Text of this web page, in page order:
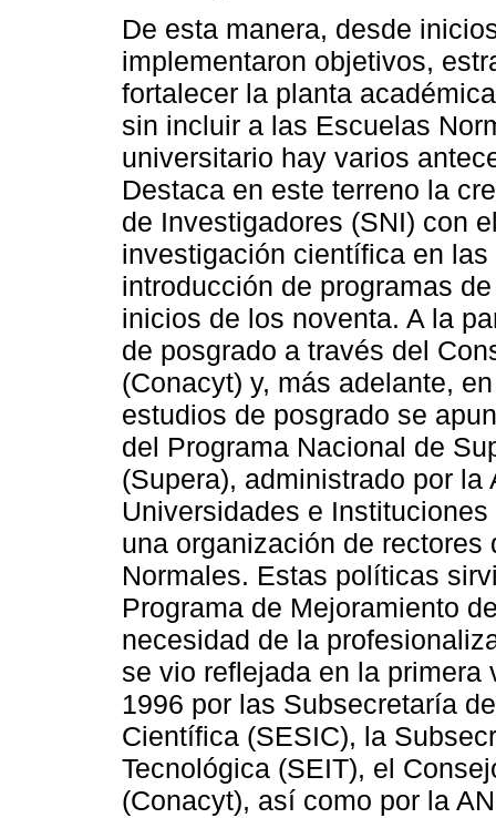
De esta manera, desde
implementaron objetivos,
fortalecer la planta
sin incluir a las Escuelas
universitario hay varios
Destaca en este terreno la
de Investigadores (SNI) con
investigación científica en
introducción de programas
inicios de los noventa. A la
de posgrado a través del
(Conacyt) y, más adelante,
estudios de posgrado se
del Programa Nacional de
(Supera), administrado por
Universidades e
una organización de
Normales. Estas políticas
Programa de Mejoramiento
necesidad de la
se vio reflejada en la primera
1996 por las Subsecretaría
Científica (SESIC), la
Tecnológica (SEIT), el
(Conacyt), así como por la